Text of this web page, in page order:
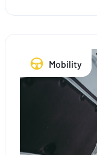
stress
out
Mobility